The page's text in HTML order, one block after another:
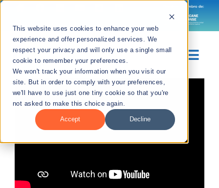
This website uses cookies to enhance your web
experience and offer personalized services. We
respect your privacy and will only use a single small
cookie to remember your preferences.
We won't track your information when you visit our
site. But in order to comply with your preferences,
we'll have to use just one tiny cookie so that you're
not asked to make this choice again.
Accept Decline
Skip
content
Languages
Sobre Nosotros
Divisiones
Noticias